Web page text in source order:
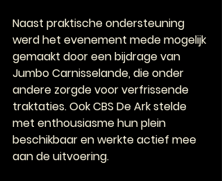
Naast praktische ondersteuning
werd het evenement mede mogelijk
gemaakt door een bijdrage van
Jumbo Carnisselande, die onder
andere zorgde voor verfrissende
traktaties. Ook CBS De Ark stelde
met enthousiasme hun plein
beschikbaar en werkte actief mee
aan de uitvoering.